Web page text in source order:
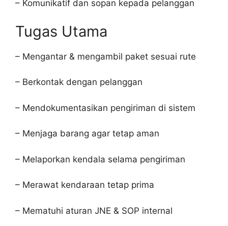
– Komunikatif dan sopan kepada pelanggan
Tugas Utama
– Mengantar & mengambil paket sesuai rute
– Berkontak dengan pelanggan
– Mendokumentasikan pengiriman di sistem
– Menjaga barang agar tetap aman
– Melaporkan kendala selama pengiriman
– Merawat kendaraan tetap prima
– Mematuhi aturan JNE & SOP internal